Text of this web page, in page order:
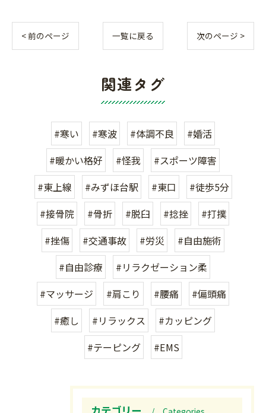
< 前のページ 一覧に戻る 次のページ >
関連タグ
#寒い #寒波 #体調不良
#婚活
#暖かい格好
#怪我
#スポーツ障害
#東上線
#みずほ台駅 #東口
#徒歩5分
#接骨院
#骨折 #脱臼 #捻挫
#打撲
#挫傷
#交通事故 #労災
#自由施術
#自由診療
#リラクゼーション柔
#マッサージ
#肩こり #腰痛
#偏頭痛
#癒し
#リラックス
#カッピング
#テーピング
#EMS